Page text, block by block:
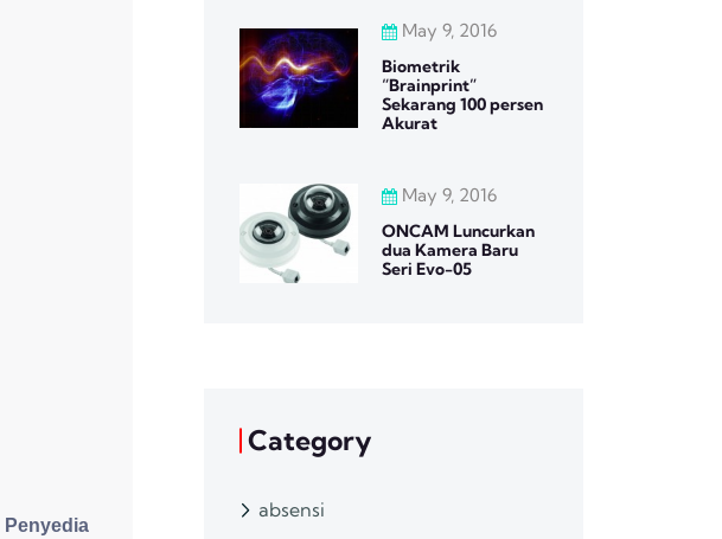
Penyedia
May 9, 2016
Biometrik
“Brainprint”
Sekarang 100 persen
Akurat
May 9, 2016
ONCAM Luncurkan
dua Kamera Baru
Seri Evo-05
Category
absensi